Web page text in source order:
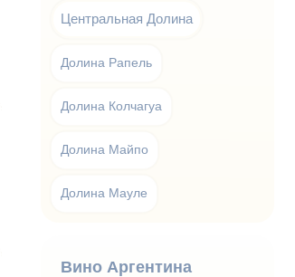
Центральная Долина
Долина Рапель
Долина Колчагуа
Долина Майпо
Долина Мауле
Вино Аргентина